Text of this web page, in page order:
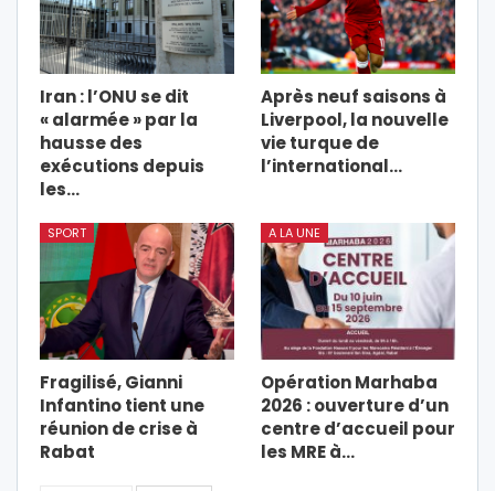
Iran : l’ONU se dit
« alarmée » par la
hausse des
exécutions depuis
les…
Après neuf saisons à
Liverpool, la nouvelle
vie turque de
l’international…
SPORT
Fragilisé, Gianni
Infantino tient une
réunion de crise à
Rabat
A LA UNE
Opération Marhaba
2026 : ouverture d’un
centre d’accueil pour
les MRE à…